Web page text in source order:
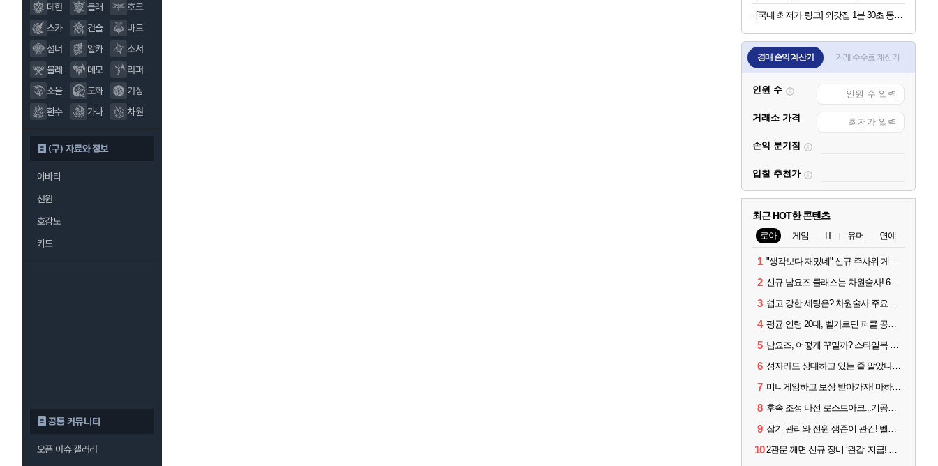
데헌
블래
호크
스카
건슬
바드
섬너
알카
소서
블레
데모
리퍼
소울
도화
기상
환수
가나 차원
(구) 자료와 정보
아바타
선원
호감도
카드
공통 커뮤니티
오픈 이슈 갤러리
[국내 최저가 링크] 외갓집 1분 30초 통등심 돈까스, 650g, 1팩
경매 손익 계산기 거래 수수료 계산기
인원 수
거래소 가격
손익 분기점
입찰 추천가
최근 HOT한 콘텐츠
로아 게임 IT 유머 연예
1 "생각보다 재밌네" 신규 주사위 게임 티카투카 호평
2 신규 남요즈 클래스는 차원술사! 6월 20일 로아온 썸머 정리
3 쉽고 강한 세팅은? 차원술사 주요 빌드와 스킬 코드
4 평균 연령 20대, 벨가르딘 퍼클 공대 '영로티'를 만나다
5 남요즈, 어떻게 꾸밀까? 스타일북 인기 차원술사 커스터마이즈
6 성자라도 상대하고 있는 줄 알았나? 벨가르딘 이모저모
7 미니게임하고 보상 받아가자! 마하라카 썸머 캠프 할 일은?
8 후속 조정 나선 로스트아크...기공사, 차원술사 하향
9 잡기 관리와 전원 생존이 관건! 벨가르딘 유물 칭호 획득방법 정리
10 2관문 깨면 신규 장비 ‘완갑’ 지급! 그림자 레이드 벨가르딘 공개